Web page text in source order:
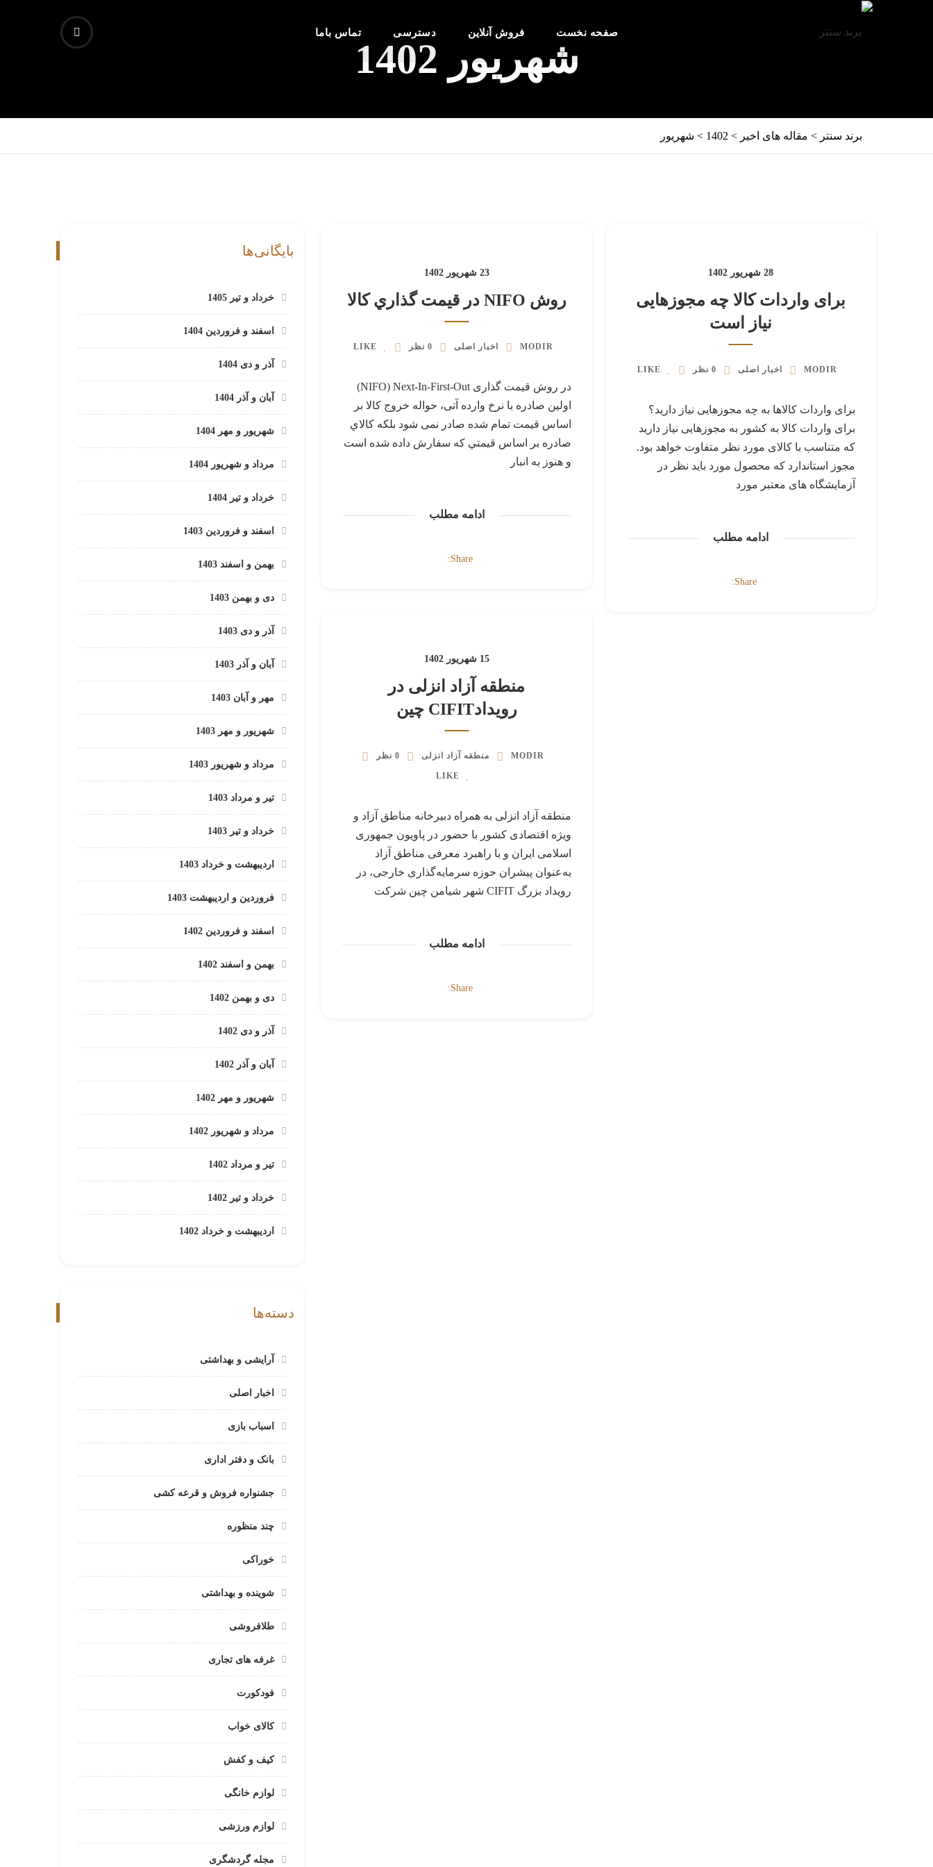
صفحه نخست فروش آنلاین دسترسی تماس باما
شهریور 1402
برند سنتر > مقاله های اخیر >
1402
> شهریور
28 شهریور 1402
برای واردات کالا چه مجوزهایی
نیاز است
MODIR اخبار اصلی 0 نظر LIKE
برای واردات کالاها به چه مجوزهایی نیاز دارید؟
برای واردات کالا به کشور به مجوزهایی نیاز دارید
که متناسب با کالای مورد نظر متفاوت خواهد بود.
مجوز استاندارد که محصول مورد باید نظر در
آزمایشگاه های معتبر مورد
ادامه مطلب
Share:
23 شهریور 1402
روش NIFO در قيمت گذاري كالا
MODIR اخبار اصلی 0 نظر LIKE
در روش قیمت گذاری NIFO) Next-In-First-Out)
اولین صادره با نرخ وارده آتی، حواله خروج كالا بر
اساس قيمت تمام شده صادر نمی شود بلكه كالاي
صادره بر اساس قيمتي كه سفارش داده شده است
و هنوز به انبار
ادامه مطلب
Share:
15 شهریور 1402
منطقه آزاد انزلی در
رویدادCIFIT چین
MODIR منطقه آزاد انزلی 0 نظر
LIKE
منطقه آزاد انزلی به همراه دبیرخانه مناطق آزاد و
ویژه اقتصادی کشور با حضور در پاویون جمهوری
اسلامی ایران و با راهبرد معرفی مناطق آزاد
به‌عنوان پیشران حوزه سرمایه‌گذاری خارجی، در
رویداد بزرگ CIFIT شهر شیامن چین شرکت
ادامه مطلب
Share:
بایگانی‌ها
خرداد و تیر 1405
اسفند و فروردین 1404
آذر و دی 1404
آبان و آذر 1404
شهریور و مهر 1404
مرداد و شهریور 1404
خرداد و تیر 1404
اسفند و فروردین 1403
بهمن و اسفند 1403
دی و بهمن 1403
آذر و دی 1403
آبان و آذر 1403
مهر و آبان 1403
شهریور و مهر 1403
مرداد و شهریور 1403
تیر و مرداد 1403
خرداد و تیر 1403
اردیبهشت و خرداد 1403
فروردین و اردیبهشت 1403
اسفند و فروردین 1402
بهمن و اسفند 1402
دی و بهمن 1402
آذر و دی 1402
آبان و آذر 1402
شهریور و مهر 1402
مرداد و شهریور 1402
تیر و مرداد 1402
خرداد و تیر 1402
اردیبهشت و خرداد 1402
دسته‌ها
آرایشی و بهداشتی
اخبار اصلی
اسباب بازی
بانک و دفتر اداری
جشنواره فروش و قرعه کشی
چند منظوره
خوراکی
شوینده و بهداشتی
طلافروشی
غرفه های تجاری
فودکورت
کالای خواب
کیف و کفش
لوازم خانگی
لوازم ورزشی
مجله گردشگری